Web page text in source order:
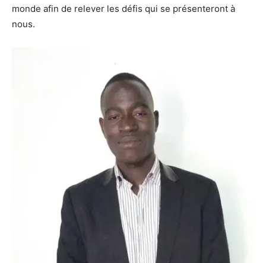
monde afin de relever les défis qui se présenteront à
nous.